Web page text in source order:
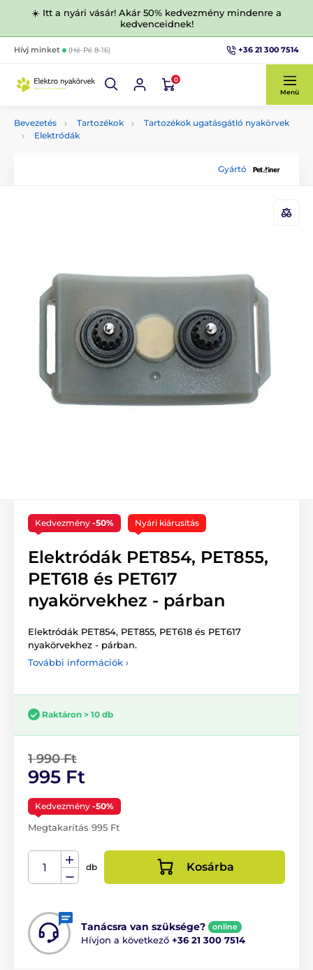
☀️ Itt a nyári vásár! Akár 50% kedvezmény mindenre a
kedvenceidnek!
Hívj minket (Hé-Pé 8-16) +36 21 300 7514
0
Menü
Bevezetés Tartozékok
Tartozékok ugatásgátló nyakörvek
Elektródák
Gyártó
Kedvezmény -50% Nyári kiárusítás
Elektródák PET854, PET855,
PET618 és PET617
nyakörvekhez - párban
Elektródák PET854, PET855, PET618 és PET617
nyakörvekhez - párban.
További információk ›
Raktáron > 10 db
1 990 Ft
995 Ft
Kedvezmény -50%
Megtakarítás 995 Ft
db Kosárba
Tanácsra van szüksége? online
Hívjon a következő +36 21 300 7514